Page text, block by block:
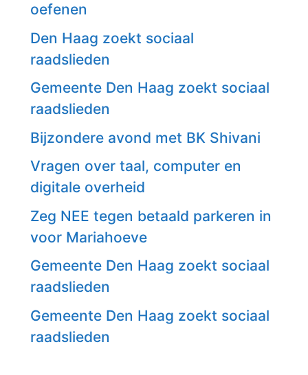
oefenen
Den Haag zoekt sociaal
raadslieden
Gemeente Den Haag zoekt sociaal
raadslieden
Bijzondere avond met BK Shivani
Vragen over taal, computer en
digitale overheid
Zeg NEE tegen betaald parkeren in
voor Mariahoeve
Gemeente Den Haag zoekt sociaal
raadslieden
Gemeente Den Haag zoekt sociaal
raadslieden